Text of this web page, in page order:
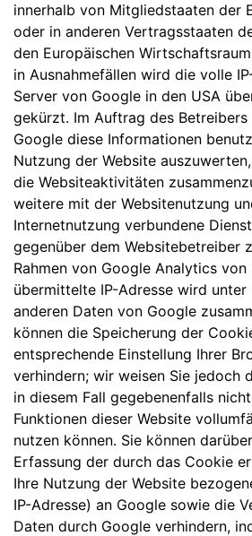
innerhalb von Mitgliedstaaten der
oder in anderen Vertragsstaaten
den Europäischen
in Ausnahmefällen wird die volle
Server von Google in den USA
gekürzt. Im Auftrag des
Google diese Informationen
Nutzung der Website
die Websiteaktivitäten
weitere mit der Websitenutzung
Internetnutzung verbundene
gegenüber dem Websitebetreiber
Rahmen von Google Analytics von
übermittelte IP-Adresse wird unter
anderen Daten von Google
können die Speicherung der
entsprechende Einstellung Ihrer
verhindern; wir weisen Sie jedoch
in diesem Fall gegebenenfalls
Funktionen dieser Website
nutzen können. Sie können
Erfassung der durch das Cookie
Ihre Nutzung der Website
IP-Adresse) an Google sowie die
Daten durch Google verhindern,